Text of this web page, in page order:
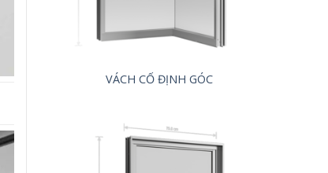
VÁCH CỐ ĐỊNH GÓC